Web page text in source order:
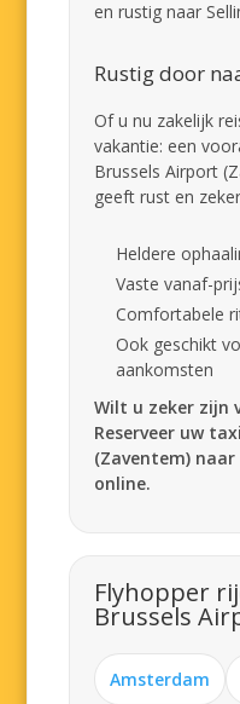
en rustig naar
Rustig door
Of u nu zakelijk
vakantie: een
Brussels Airport
geeft rust en
Heldere
Vaste vanaf-
Comfortabele
Ook geschikt
aankomsten
Wilt u zeker zijn
Reserveer uw
(Zaventem)
online.
Flyhopper
Brussels
Amsterdam